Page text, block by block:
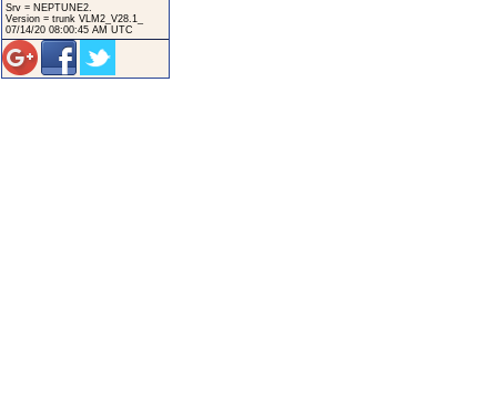
Srv = NEPTUNE2.
Version = trunk VLM2_V28.1_
07/14/20 08:00:45 AM UTC